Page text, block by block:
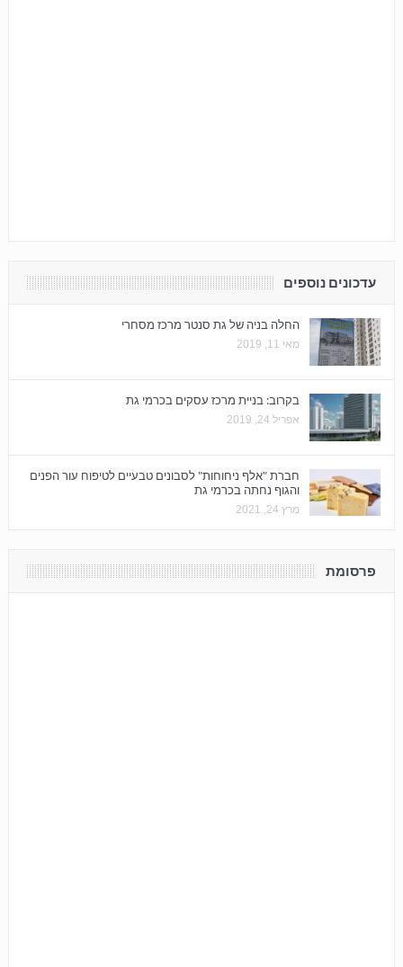
עדכונים נוספים
החלה בניה של גת סנטר מרכז מסחרי
מאי 11, 2019
בקרוב: בניית מרכז עסקים בכרמי גת
אפריל 24, 2019
חברת "אלף ניחוחות" לסבונים טבעיים לטיפוח עור הפנים
והגוף נחתה בכרמי גת
מרץ 24, 2021
פרסומת